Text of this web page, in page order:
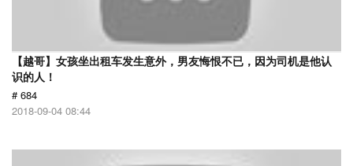
【越哥】女孩坐出租车发生意外，男友悔恨不已，因为司机是他认
识的人！
# 684
2018-09-04 08:44